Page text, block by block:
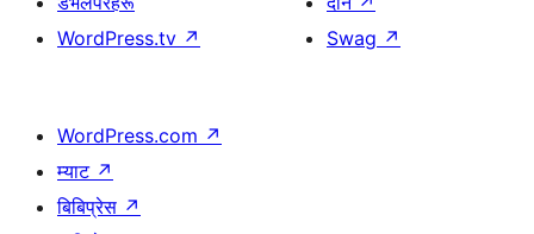
WordPress.tv ↗
Swag ↗
WordPress.com ↗
म्याट ↗
बिबिप्रेस ↗